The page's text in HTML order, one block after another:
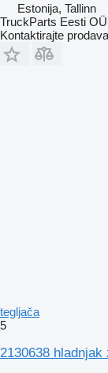
Estonija, Tallinn
TruckParts Eesti OÜ
Kontaktirajte
tegljača
5
2130638